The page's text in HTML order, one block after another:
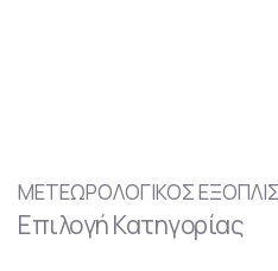
ΜΕΤΕΩΡΟΛΟΓΙΚΟΣ
Επιλογή Κατηγορίας